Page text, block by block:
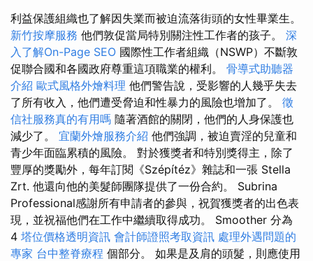
利益保護組織也了解因失業而被迫流落街頭的女性畢業生。
新竹按摩服務 他們敦促當局特別關注性工作者的孩子。 深
入了解On-Page SEO 國際性工作者組織（NSWP）不斷敦
促聯合國和各國政府尊重這項職業的權利。 骨導式助聽器
介紹 歐式風格外燴料理 他們警告說，受影響的人幾乎失去
了所有收入，他們遭受脅迫和性暴力的風險也增加了。 徵
信社服務真的有用嗎 隨著酒館的關閉，他們的人身保護也
減少了。 宜蘭外燴服務介紹 他們強調，被迫賣淫的兒童和
青少年面臨累積的風險。 對於獲獎者和特別獎得主，除了
豐厚的獎勵外，每年訂閱《Szépítéz》雜誌和一張 Stella
Zrt. 他還向他的美髮師團隊提供了一份合約。 Subrina
Professional感謝所有申請者的參與，祝賀獲獎者的出色表
現，並祝福他們在工作中繼續取得成功。 Smoother 分為
4 塔位價格透明資訊 會計師證照考取資訊 處理外遇問題的
專家 台中整脊療程 個部分。 如果是及肩的頭髮，則應使用